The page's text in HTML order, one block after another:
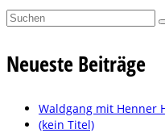
Suchen
Neueste Beiträge
Waldgang mit Henner
(kein Titel)